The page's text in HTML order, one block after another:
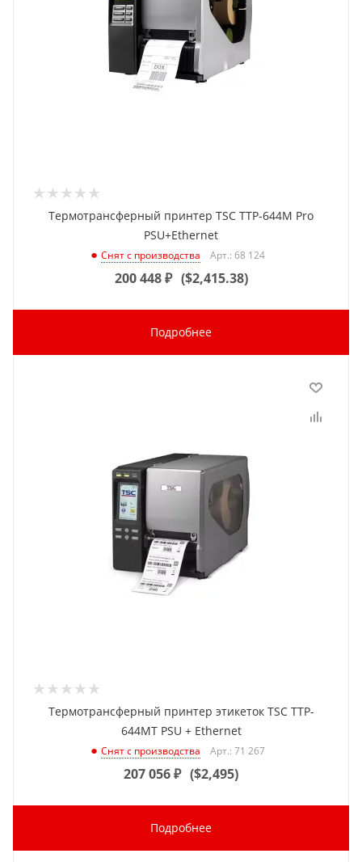
Термотрансферный принтер TSC TTP-644M Pro
PSU+Ethernet
Снят с производства Арт.: 68 124
200 448₽ ($2,415.38)
Подробнее
Термотрансферный принтер этикеток TSC TTP-
644MT PSU + Ethernet
Снят с производства Арт.: 71 267
207 056₽ ($2,495)
Подробнее